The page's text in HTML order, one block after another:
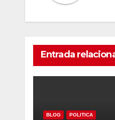
Entrada
BLOG POLITICA